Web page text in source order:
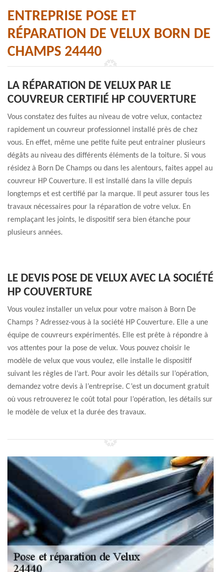
ENTREPRISE POSE ET
RÉPARATION DE VELUX BORN DE
CHAMPS 24440
LA RÉPARATION DE VELUX PAR LE
COUVREUR CERTIFIÉ HP COUVERTURE
Vous constatez des fuites au niveau de votre velux, contactez
rapidement un couvreur professionnel installé près de chez
vous. En effet, même une petite fuite peut entrainer plusieurs
dégâts au niveau des différents éléments de la toiture. Si vous
résidez à Born De Champs ou dans les alentours, faites appel au
couvreur HP Couverture. Il est installé dans la ville depuis
longtemps et est certifié par la marque. Il peut assurer tous les
travaux nécessaires pour la réparation de votre velux. En
remplaçant les joints, le dispositif sera bien étanche pour
plusieurs années.
LE DEVIS POSE DE VELUX AVEC LA SOCIÉTÉ
HP COUVERTURE
Vous voulez installer un velux pour votre maison à Born De
Champs ? Adressez-vous à la société HP Couverture. Elle a une
équipe de couvreurs expérimentés. Elle est prête à répondre à
vos attentes pour la pose de velux. Vous pouvez choisir le
modèle de velux que vous voulez, elle installe le dispositif
suivant les règles de l’art. Pour avoir les détails sur l’opération,
demandez votre devis à l’entreprise. C’est un document gratuit
où vous retrouverez le coût total pour l’opération, les détails sur
le modèle de velux et la durée des travaux.